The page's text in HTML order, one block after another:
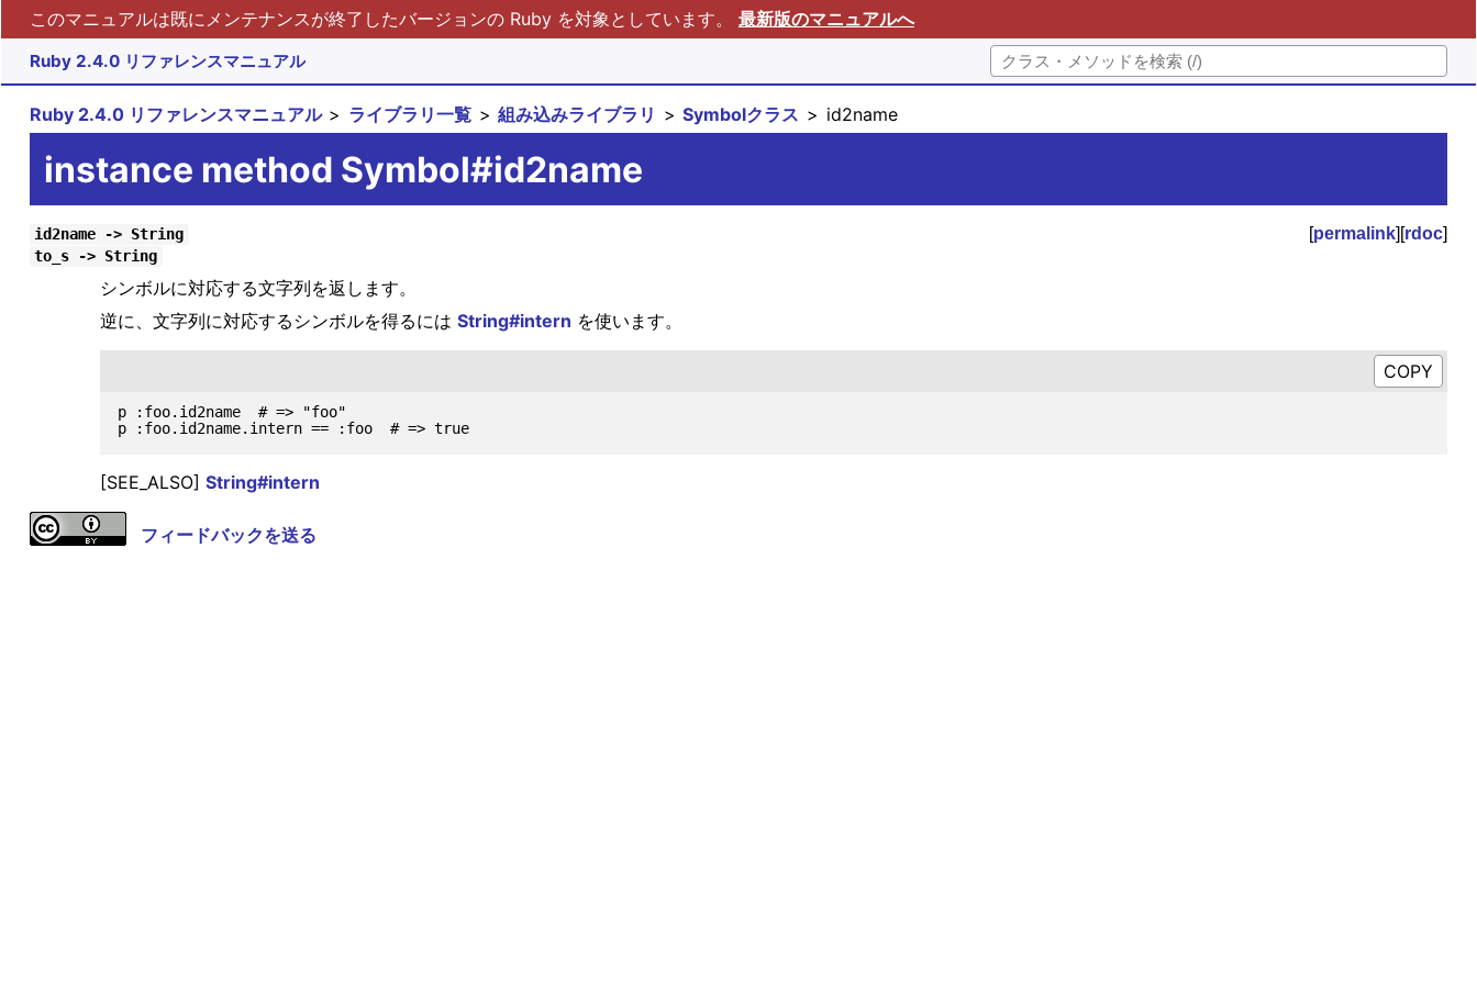
このマニュアルは既にメンテナンスが終了したバージョンの Ruby を対象としています。 最新版のマニュアルへ
Ruby 2.4.0 リファレンスマニュアル
Ruby 2.4.0 リファレンスマニュアル ライブラリ一覧 組み込みライブラリ Symbolクラス id2name
instance method Symbol#id2name
id2name -> String [permalink][rdoc]
to_s -> String
シンボルに対応する文字列を返します。
逆に、文字列に対応するシンボルを得るには String#intern を使います。
p :foo.id2name  # => "foo"
p :foo.id2name.intern == :foo  # => true
[SEE_ALSO] String#intern
フィードバックを送る